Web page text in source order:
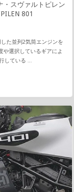
・スヴァルトピレン
801
た並列2気筒エンジンを
や選択しているギアによ
している …